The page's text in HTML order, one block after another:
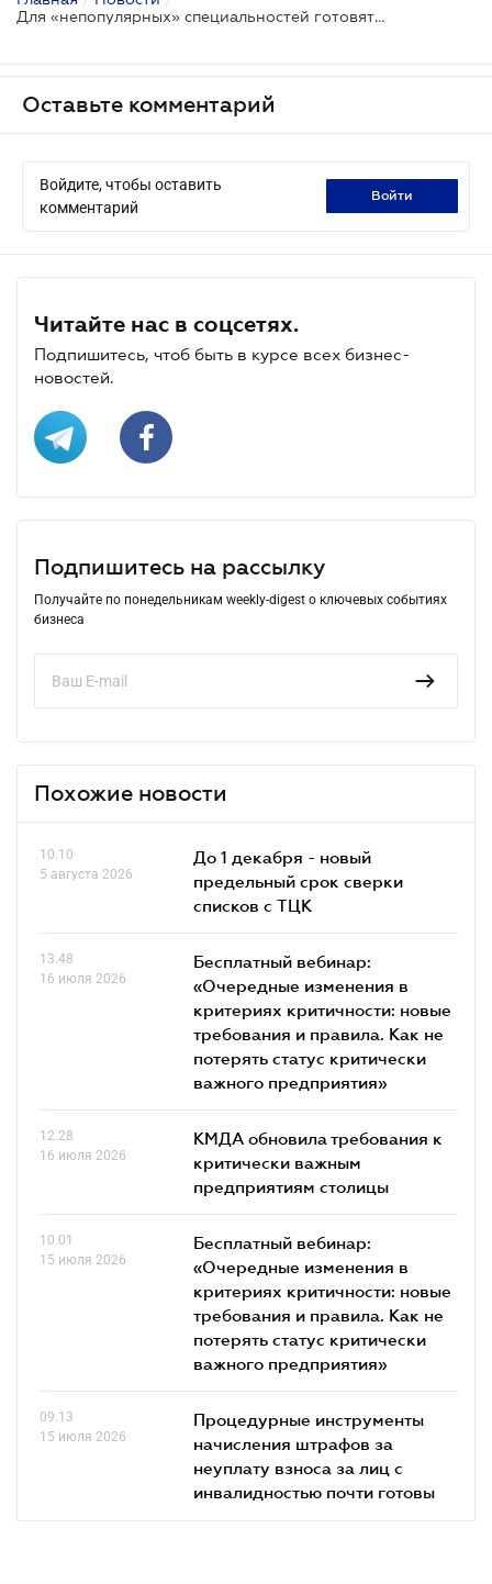
Для «непопулярных» специальностей готовятся дополнительные стимулы в учебе и трудоустройстве
Оставьте комментарий
Войдите, чтобы оставить
комментарий
войти
Читайте нас в соцсетях.
Подпишитесь, чтоб быть в курсе всех бизнес-
новостей.
Подпишитесь на рассылку
Получайте по понедельникам weekly-digest о ключевых событиях
бизнеса
Похожие новости
10.10
5 августа 2026
До 1 декабря - новый
предельный срок сверки
списков c ТЦК
13.48
16 июля 2026
Бесплатный вебинар:
«Очередные изменения в
критериях критичности: новые
требования и правила. Как не
потерять статус критически
важного предприятия»
12.28
16 июля 2026
КМДА обновила требования к
критически важным
предприятиям столицы
10.01
15 июля 2026
Бесплатный вебинар:
«Очередные изменения в
критериях критичности: новые
требования и правила. Как не
потерять статус критически
важного предприятия»
09.13
15 июля 2026
Процедурные инструменты
начисления штрафов за
неуплату взноса за лиц с
инвалидностью почти готовы